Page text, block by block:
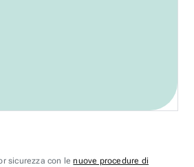
sicurezza con lenuove procedure di